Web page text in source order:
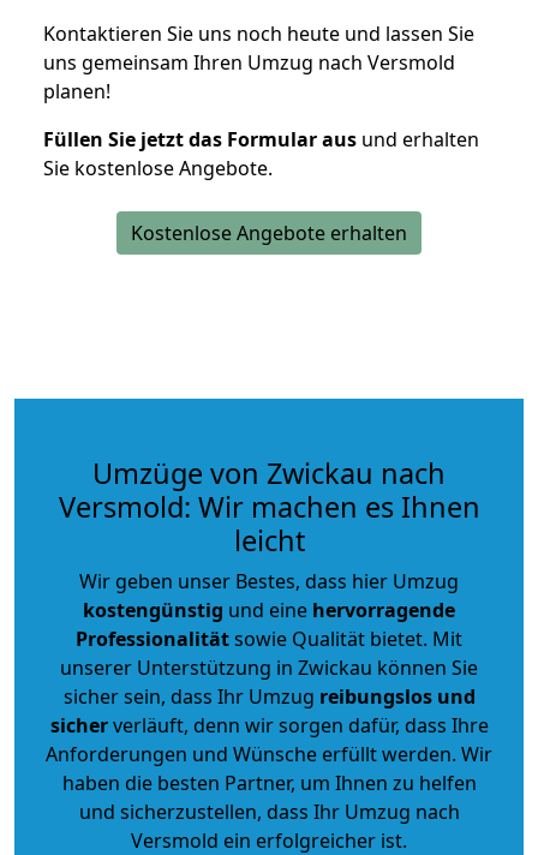
Kontaktieren Sie uns noch heute und lassen Sie
uns gemeinsam Ihren Umzug nach Versmold
planen!
Füllen Sie jetzt das Formular aus und erhalten
Sie kostenlose Angebote.
Kostenlose Angebote erhalten
Umzüge von Zwickau nach
Versmold: Wir machen es Ihnen
leicht
Wir geben unser Bestes, dass hier Umzug
kostengünstig und eine hervorragende
Professionalitätsowie Qualität bietet. Mit
unserer Unterstützung in Zwickau können Sie
sicher sein, dass Ihr Umzug reibungslos und
sicherverläuft, denn wir sorgen dafür, dass Ihre
Anforderungen und Wünsche erfüllt werden. Wir
haben die besten Partner, um Ihnen zu helfen
und sicherzustellen, dass Ihr Umzug nach
Versmold ein erfolgreicher ist.